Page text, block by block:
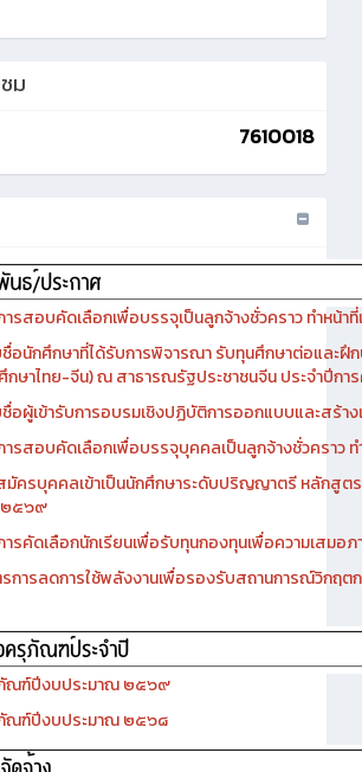
ม
7610018
รสอบคัดเลือกเพื่อบรรจุเป็นลูกจ้างชั่วคราว ทำหน้าที่
ชื่อนักศึกษาที่ได้รับการพิจารณา รับทุนศึกษาต่อและฝึ
ษาไทย-จีน) ณ สาธารณรัฐประชาชนจีน ประจำปีก
อผู้เข้ารับการอบรมเชิงปฏิบัติการออกแบบและสร้า
รสอบคัดเลือกเพื่อบรรจุบุคคลเป็นลูกจ้างชั่วคราว ท
มัครบุคคลเข้าเป็นนักศึกษาระดับปริญญาตรี หลักสูต
๒๕๖๙
รคัดเลือกนักเรียนเพื่อรับทุนกองทุนเพื่อความเสมอ
รการลดการใช้พลังงานเพื่อรองรับสถานการณ์วิกฤ
ณฑ์ปีงบประมาณ ๒๕๖๙
ณฑ์ปีงบประมาณ ๒๕๖๘